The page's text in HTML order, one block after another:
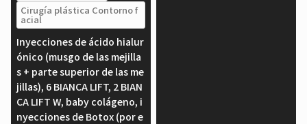
Cirugía plástica Contorno f
acial
Inyecciones de ácido hialur
ónico (musgo de las mejilla
s + parte superior de las me
jillas), 6 BIANCA LIFT, 2 BIAN
CA LIFT W, baby colágeno, i
nyecciones de Botox (por e